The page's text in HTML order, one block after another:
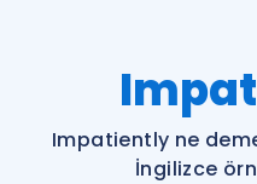
Impatiently ne
İngilizce